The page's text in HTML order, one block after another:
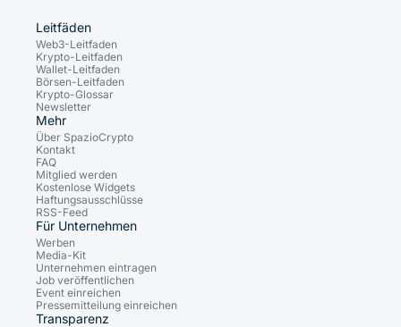
Leitfäden
Web3-Leitfaden
Krypto-Leitfaden
Wallet-Leitfaden
Börsen-Leitfaden
Krypto-Glossar
Newsletter
Mehr
Über SpazioCrypto
Kontakt
FAQ
Mitglied werden
Kostenlose Widgets
Haftungsausschlüsse
RSS-Feed
Für Unternehmen
Werben
Media-Kit
Unternehmen eintragen
Job veröffentlichen
Event einreichen
Pressemitteilung einreichen
Transparenz